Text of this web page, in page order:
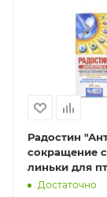
Радостин
сокращение
линьки для
Достаточно